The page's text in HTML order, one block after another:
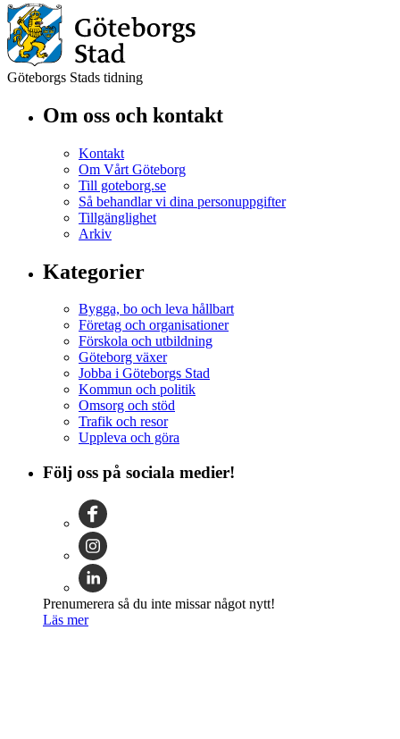
Göteborgs Stads tidning
Om oss och kontakt
Kontakt
Om Vårt Göteborg
Till goteborg.se
Så behandlar vi dina personuppgifter
Tillgänglighet
Arkiv
Kategorier
Bygga, bo och leva hållbart
Företag och organisationer
Förskola och utbildning
Göteborg växer
Jobba i Göteborgs Stad
Kommun och politik
Omsorg och stöd
Trafik och resor
Uppleva och göra
Följ oss på sociala medier!
Prenumerera så du inte missar något nytt!
Läs mer